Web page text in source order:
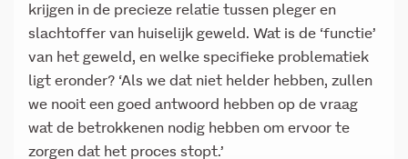
krijgen in de precieze relatie tussen pleger en
slachtoffer van huiselijk geweld. Wat is de ‘functie’
van het geweld, en welke specifieke problematiek
ligt eronder? ‘Als we dat niet helder hebben, zullen
we nooit een goed antwoord hebben op de vraag
wat de betrokkenen nodig hebben om ervoor te
zorgen dat het proces stopt.’